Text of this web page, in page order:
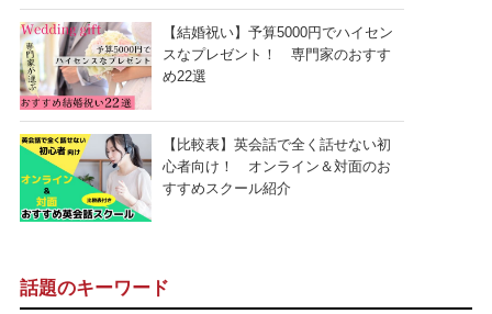
【結婚祝い】予算5000円でハイセン
スなプレゼント！ 専門家のおすす
め22選
【比較表】英会話で全く話せない初
心者向け！ オンライン＆対面のお
すすめスクール紹介
話題のキーワード